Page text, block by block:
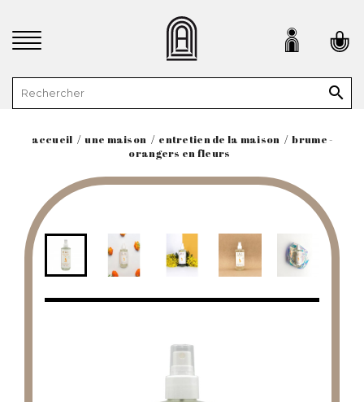

accueil une maison entretien de la maison
brume -
orangers en fleurs